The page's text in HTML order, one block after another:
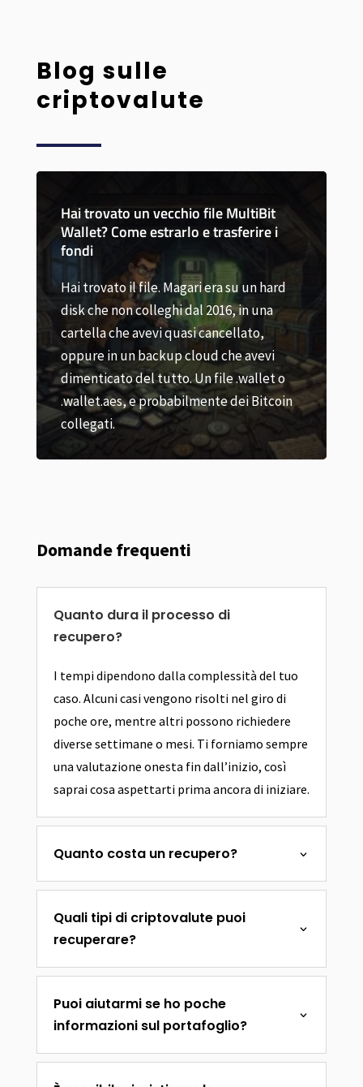
Blog sulle
criptovalute
Come recuperare il portafoglio
MetaMask – Guida completa
Recuperi il Suo wallet MetaMask
smarrito grazie alla nostra guida
completa alla risoluzione dei problemi.
Scoprite come accedere al vostro wallet
di criptovalute.
Domande frequenti
Quanto dura il processo di
recupero?
I tempi dipendono dalla complessità del tuo
caso. Alcuni casi vengono risolti nel giro di
poche ore, mentre altri possono richiedere
diverse settimane o mesi. Ti forniamo sempre
una valutazione onesta fin dall’inizio, così
saprai cosa aspettarti prima ancora di iniziare.
Quanto costa un recupero?
Quali tipi di criptovalute puoi
recuperare?
Puoi aiutarmi se ho poche
informazioni sul portafoglio?